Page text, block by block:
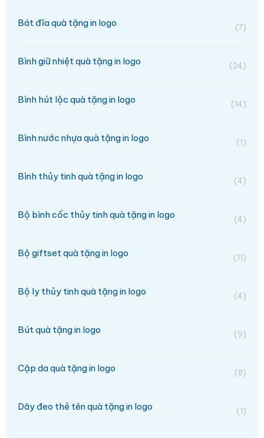
Bát đĩa quà tặng in logo (7)
Bình giữ nhiệt quà tặng in logo (24)
Bình hút lộc quà tặng in logo (14)
Bình nước nhựa quà tặng in logo (1)
Bình thủy tinh quà tặng in logo (4)
Bộ bình cốc thủy tinh quà tặng in logo (4)
Bộ giftset quà tặng in logo (11)
Bộ ly thủy tinh quà tặng in logo (4)
Bút quà tặng in logo (9)
Cặp da quà tặng in logo (8)
Dây đeo thẻ tên quà tặng in logo (1)